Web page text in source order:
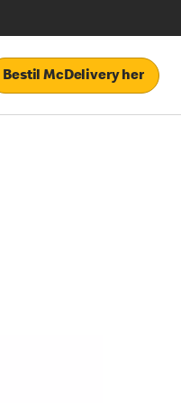
Bestil McDelivery her